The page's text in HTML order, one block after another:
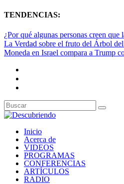
TENDENCIAS:
¿Por qué algunas personas creen que
La Verdad sobre el fruto del Árbol
Moneda en Israel compara a Trump
Inicio
Acerca de
VIDEOS
PROGRAMAS
CONFERENCIAS
ARTÍCULOS
RADIO